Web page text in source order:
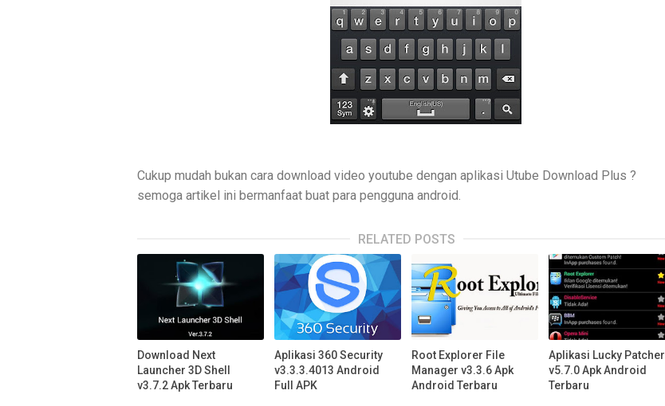
Cukup mudah bukan cara download video youtube dengan aplikasi Utube Download Plus ?
semoga artikel ini bermanfaat buat para pengguna android.
RELATED POSTS
Download Next
Launcher 3D Shell
v3.7.2 Apk Terbaru
Aplikasi 360 Security
v3.3.3.4013 Android
Full APK
Root Explorer File
Manager v3.3.6 Apk
Android Terbaru
Aplikasi Lucky Patcher
v5.7.0 Apk Android
Terbaru